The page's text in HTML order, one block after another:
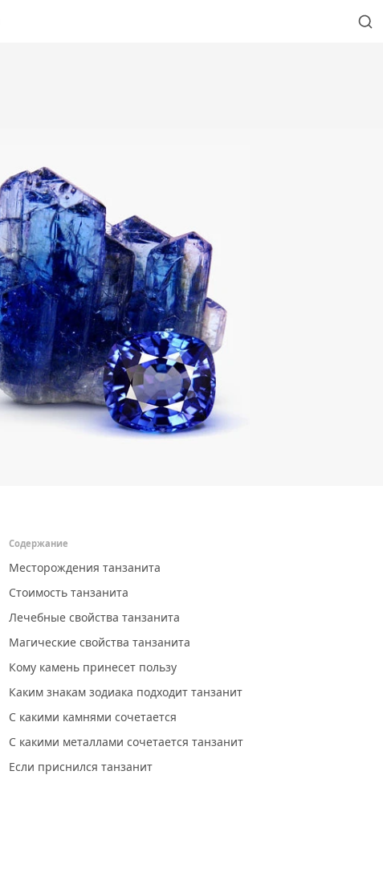
Содержание
Месторождения танзанита
Стоимость танзанита
Лечебные свойства танзанита
Магические свойства танзанита
Кому камень принесет пользу
Каким знакам зодиака подходит танзанит
С какими камнями сочетается
С какими металлами сочетается танзанит
Если приснился танзанит